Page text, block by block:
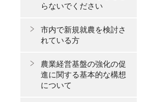
らないでください
市内で新規就農を検討さ
れている方
農業経営基盤の強化の促
進に関する基本的な構想
について